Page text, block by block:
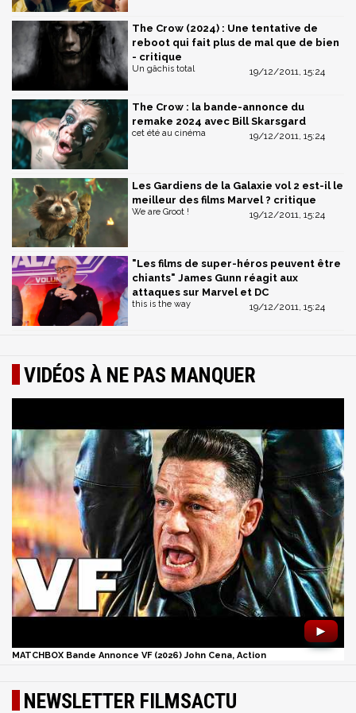
The Crow (2024) : Une tentative de
reboot qui fait plus de mal que de bien
- critique
19/12/2011, 15:24
Un gâchis total
The Crow : la bande-annonce du
remake 2024 avec Bill Skarsgard
19/12/2011, 15:24
cet été au cinéma
Les Gardiens de la Galaxie vol 2 est-il le
meilleur des films Marvel ? critique
19/12/2011, 15:24
We are Groot !
"Les films de super-héros peuvent être
chiants" James Gunn réagit aux
attaques sur Marvel et DC
19/12/2011, 15:24
this is the way
VIDÉOS À NE PAS MANQUER
►
MATCHBOX Bande Annonce VF (2026) John Cena, Action
NEWSLETTER FILMSACTU